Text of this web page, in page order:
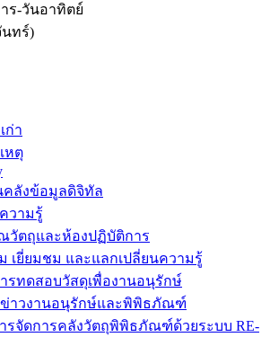
ร-วันอาทิตย์
ทร์)
ก่า
หตุ
ลังข้อมูลดิจิทัล
วามรู้
วัตถุและห้องปฏิบัติการ
เยี่ยมชม และแลกเปลี่ยนความรู้
รทดสอบวัสดุเพื่องานอนุรักษ์
าวงานอนุรักษ์และพิพิธภัณฑ์
รจัดการคลังวัตถุพิพิธภัณฑ์ด้วยระบบ RE-